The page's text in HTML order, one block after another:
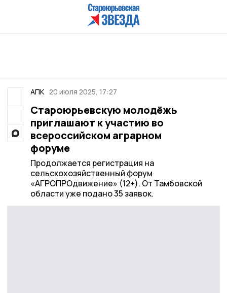
АПК 20 июля 2025, 17:27
Староюрьевскую молодёжь
приглашают к участию во
всероссийском аграрном
форуме
Продолжается регистрация на
сельскохозяйственный форум
«АГРОПРОдвижение» (12+). От Тамбовской
области уже подано 35 заявок.